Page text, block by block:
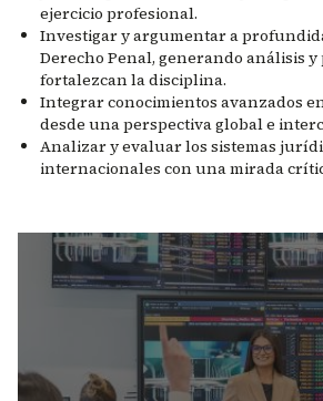
ejercicio profesional.
Investigar y argumentar a
Derecho Penal, generando análisis
fortalezcan la disciplina.
Integrar conocimientos avanzados
desde una perspectiva global e
Analizar y evaluar los sistemas
internacionales con una mirada